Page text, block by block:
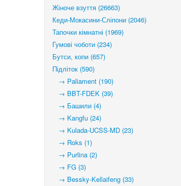
Жіноче взуття (26663)
Кеди-Мокасини-Сліпони (2046)
Тапочки кімнатні (1969)
Гумові чоботи (234)
Бутси, копи (657)
Підліток (590)
→ Paliament (190)
→ BBT-FDEK (39)
→ Башили (4)
→ Kangfu (24)
→ Kulada-UCSS-MD (23)
→ Roks (1)
→ Purlina (2)
→ FG (3)
→ Bessky-Kellaifeng (33)